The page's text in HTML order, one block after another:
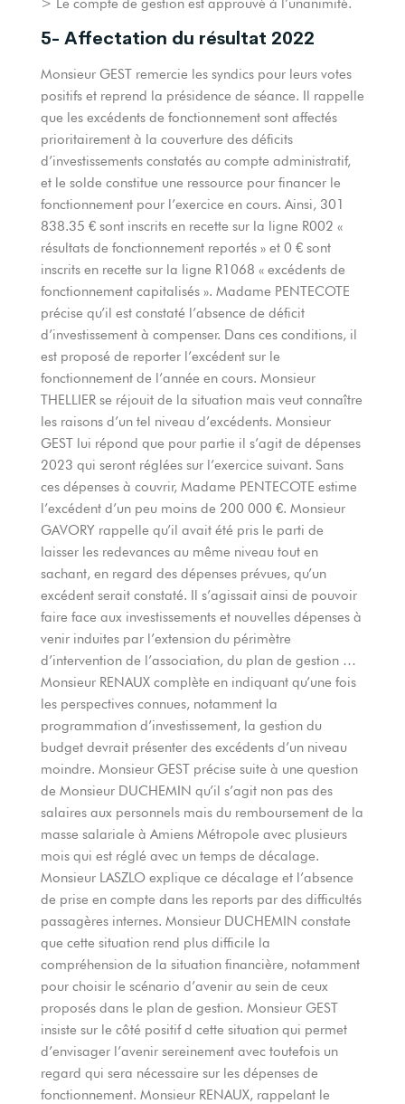
> Le compte de gestion est approuvé à l’unanimité.
5- Affectation du résultat 2022
Monsieur GEST remercie les syndics pour leurs votes
positifs et reprend la présidence de séance. Il rappelle
que les excédents de fonctionnement sont affectés
prioritairement à la couverture des déficits
d’investissements constatés au compte administratif,
et le solde constitue une ressource pour financer le
fonctionnement pour l’exercice en cours. Ainsi, 301
838.35 € sont inscrits en recette sur la ligne R002 «
résultats de fonctionnement reportés » et 0 € sont
inscrits en recette sur la ligne R1068 « excédents de
fonctionnement capitalisés ». Madame PENTECOTE
précise qu’il est constaté l’absence de déficit
d’investissement à compenser. Dans ces conditions, il
est proposé de reporter l’excédent sur le
fonctionnement de l’année en cours. Monsieur
THELLIER se réjouit de la situation mais veut connaître
les raisons d’un tel niveau d’excédents. Monsieur
GEST lui répond que pour partie il s’agit de dépenses
2023 qui seront réglées sur l’exercice suivant. Sans
ces dépenses à couvrir, Madame PENTECOTE estime
l’excédent d’un peu moins de 200 000 €. Monsieur
GAVORY rappelle qu’il avait été pris le parti de
laisser les redevances au même niveau tout en
sachant, en regard des dépenses prévues, qu’un
excédent serait constaté. Il s’agissait ainsi de pouvoir
faire face aux investissements et nouvelles dépenses à
venir induites par l’extension du périmètre
d’intervention de l’association, du plan de gestion …
Monsieur RENAUX complète en indiquant qu’une fois
les perspectives connues, notamment la
programmation d’investissement, la gestion du
budget devrait présenter des excédents d’un niveau
moindre. Monsieur GEST précise suite à une question
de Monsieur DUCHEMIN qu’il s’agit non pas des
salaires aux personnels mais du remboursement de la
masse salariale à Amiens Métropole avec plusieurs
mois qui est réglé avec un temps de décalage.
Monsieur LASZLO explique ce décalage et l’absence
de prise en compte dans les reports par des difficultés
passagères internes. Monsieur DUCHEMIN constate
que cette situation rend plus difficile la
compréhension de la situation financière, notamment
pour choisir le scénario d’avenir au sein de ceux
proposés dans le plan de gestion. Monsieur GEST
insiste sur le côté positif d cette situation qui permet
d’envisager l’avenir sereinement avec toutefois un
regard qui sera nécessaire sur les dépenses de
fonctionnement. Monsieur RENAUX, rappelant le